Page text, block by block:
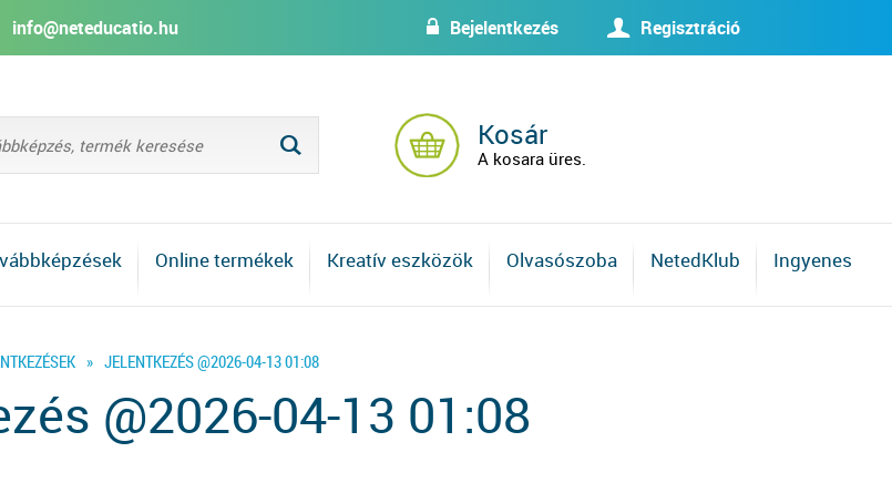
w Bejelentkezés U Regisztráció
info@neteducatio.hu
L Kosár
A kosara üres.
Online termékek Kreatív eszközök Olvasószoba NetedKlub Ingyenes
» JELENTKEZÉS @2026-04-13 01:08
@2026-04-13 01:08